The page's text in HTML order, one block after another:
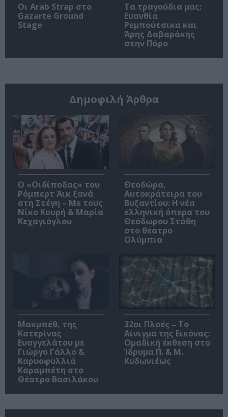
Οι Arab Strap στο
Gazarte Ground
Stage
Τα τραγούδια μας:
Ευανθία
Ρεμπούτσικα και
Άρης Δαβαράκης
στην Πάρο
Δημοφιλή Άρθρα
O «Οιδίποδας» του
Ρόμπερτ Άικ ξανά
στη Στέγη – Με τους
Νίκο Κουρή & Μαρία
Κεχαγιόγλου
Θεοδώρα,
Αυτοκράτειρα του
Βυζαντίου: Η νέα
ελληνική όπερα του
Θεόδωρου Στάθη
στο θέατρο
Ολύμπια
Μακμπέθ, της
Κατερίνας
Ευαγγελάτου με
Γιώργο Γάλλο &
Καρυοφυλλιά
Καραμπέτη στο
Θέατρο Βασιλάκου
32οι Πλοές – Το
Αίνιγμα της Εικόνας:
Ομαδική έκθεση στο
Ίδρυμα Π. & Μ.
Κυδωνιέως